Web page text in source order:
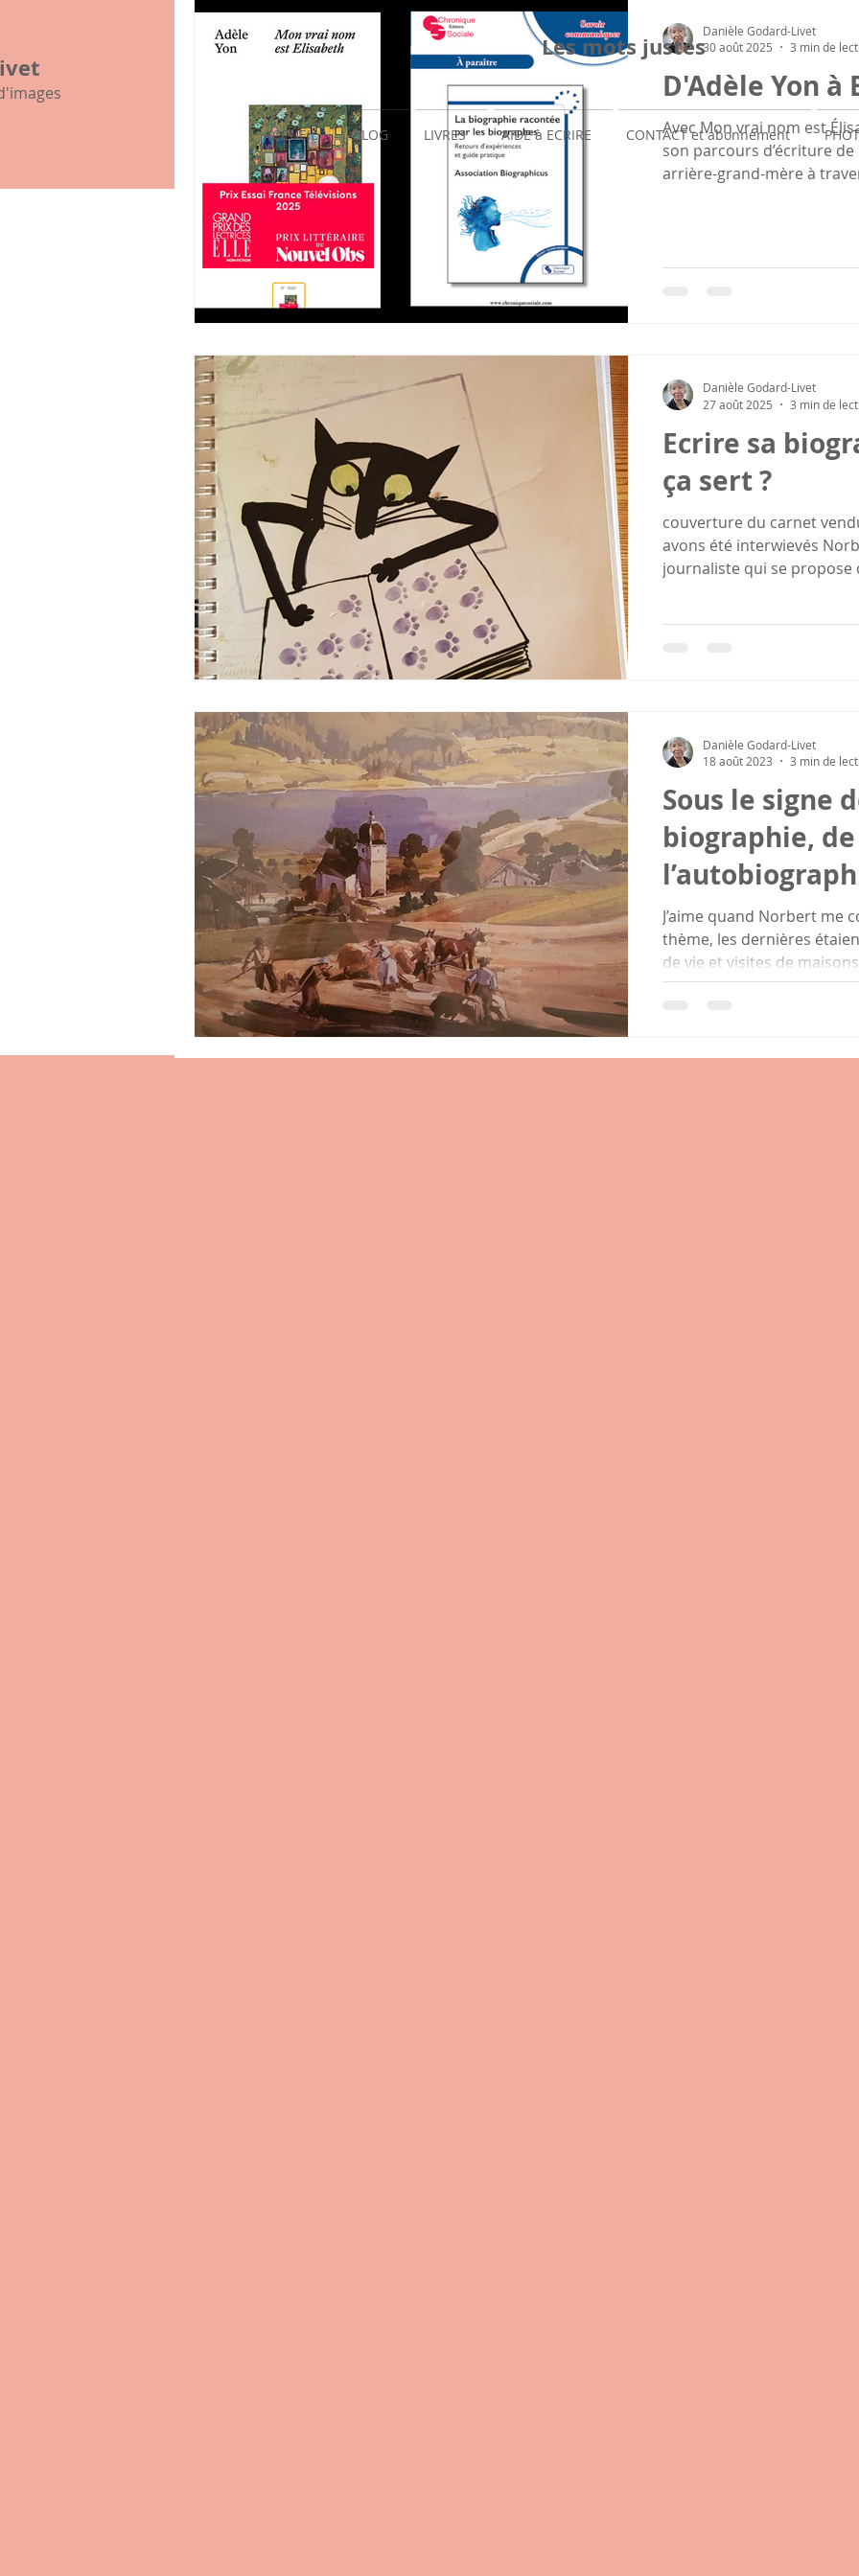
Les mots justes
ACCUEIL BLOG LIVRES AIDE à ECRIRE CONTACT et abonnement
mon histoire familiale
D'Adèle Yon à
Avec Mon vrai nom est Élisabeth, Adèle Yon expose
son parcours d’écriture
arrière-grand-mère à
Danièle Godard-Livet
30 août 2025
3 min de
Ecrire sa
ça sert ?
couverture du carnet
avons été interwievés
journaliste qui se propose
Danièle Godard-Livet
27 août 2025
3 min de
Sous le signe
biographie, de
l’autofiction
J’aime quand Norbert me
thème, les dernières
de vie et visites de
Danièle Godard-Livet
18 août 2023
3 min de